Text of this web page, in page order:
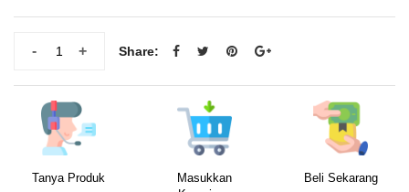
+
- Share:
Tanya Produk
Masukkan
Beli Sekarang